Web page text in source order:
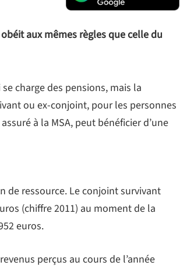
aux mêmes règles que celle du
charge des pensions, mais la
ou ex-conjoint, pour les personnes
à la MSA, peut bénéficier d’une
de ressource. Le conjoint survivant
(chiffre 2011) au moment de la
euros.
perçus au cours de l’année